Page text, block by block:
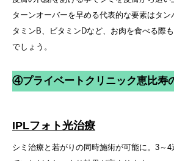
ターンオーバーを早める代表的な要素はタ
タミンB、ビタミンDなど、お肉を食べる際
でしょう。
④プライベートクリニック恵比寿
IPLフォト光治療
シミ治療と若がりの同時施術が可能に。3～